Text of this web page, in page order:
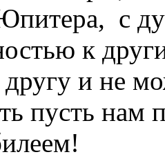
с
к
и не
пусть нам